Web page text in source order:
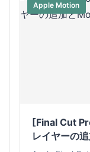
Apple Motion
[Final Cut
レイヤーの